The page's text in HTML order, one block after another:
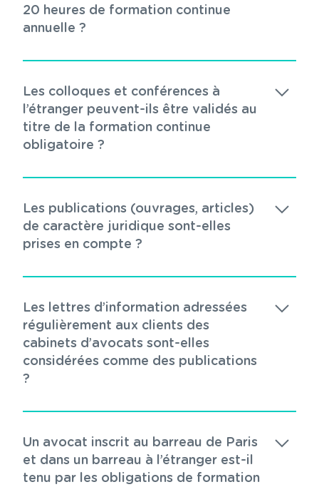
20 heures de formation continue
annuelle ?
Les colloques et conférences à
l’étranger peuvent-ils être validés au
titre de la formation continue
obligatoire ?
Les publications (ouvrages, articles)
de caractère juridique sont-elles
prises en compte ?
Les lettres d’information adressées
régulièrement aux clients des
cabinets d’avocats sont-elles
considérées comme des publications
?
Un avocat inscrit au barreau de Paris
et dans un barreau à l’étranger est-il
tenu par les obligations de formation